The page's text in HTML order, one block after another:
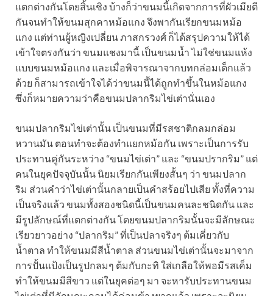
แตกต่างกันโดยสิ้นเชิง บ้างก็ว่าขนมนี้เกิดจากการที่ผัวเมียตี
กันจนทำให้ขนมสุกคาหม้อแกง จึงพากันเรียกขนมหม้อ
แกง แต่ท่านผู้หญิงเปลี่ยน ภาสกรวงศ์ ก็ได้สรุปความให้ได้
เข้าใจตรงกันว่า ขนมแชงมานี้ เป็นขนมน้ำ ไม่ใช่ขนมแห้ง
แบบขนมหม้อแกง และเมื่อพิจารณาจากบทกล่อมเด็กแล้ว
ด้วย ก็สามารถเข้าใจได้ว่าขนมนี้ได้ถูกทำขึ้นในหม้อแกง
ซึ่งก็หมายความว่าคือขนมปลากริมไข่เต่านั่นเอง
ขนมปลากริมไข่เต่านั้น เป็นขนมที่มีรสชาติกลมกล่อม
หวานมัน ตอนทำจะต้องทำแยกหม้อกัน เพราะเป็นการรับ
ประทานคู่กันระหว่าง “ขนมไข่เต่า” และ “ขนมปรากริม” แต่
คนในยุคปัจจุบันนั้น นิยมเรียกกันเพียงสั้นๆ ว่า ขนมปลาก
ริม ส่วนคำว่าไข่เต่านั้นกลายเป็นคำสร้อยไปเสีย ทั้งที่ความ
เป็นจริงแล้ว ขนมทั้งสองชนิดนี้เป็นขนมคนละชนิดกัน และ
มีรูปลักษณ์ที่แตกต่างกัน โดยขนมปลากริมนั้นจะมีลักษณะ
เรียวยาวอย่าง “ปลากริม” ที่เป็นปลาจริงๆ ต้มเคี่ยวกับ
น้ำตาล ทำให้ขนมมีสีน้ำตาล ส่วนขนมไข่เต่านั้นจะมาจาก
การปั้นแป้งเป็นรูปกลมๆ ต้มกับกะทิ ใส่เกลือให้พอมีรสเค็ม
ทำให้ขนมมีสีขาว แต่ในยุคต่อๆ มา จะหารับประทานขนม